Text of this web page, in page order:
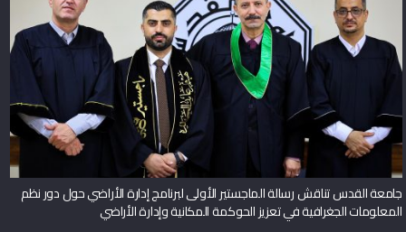
جامعة القدس تناقش رسالة الماجستير الأولى لبرنامج إدارة الأراضي حول دور نظم
المعلومات الجغرافية في تعزيز الحوكمة المكانية وإدارة الأراضي